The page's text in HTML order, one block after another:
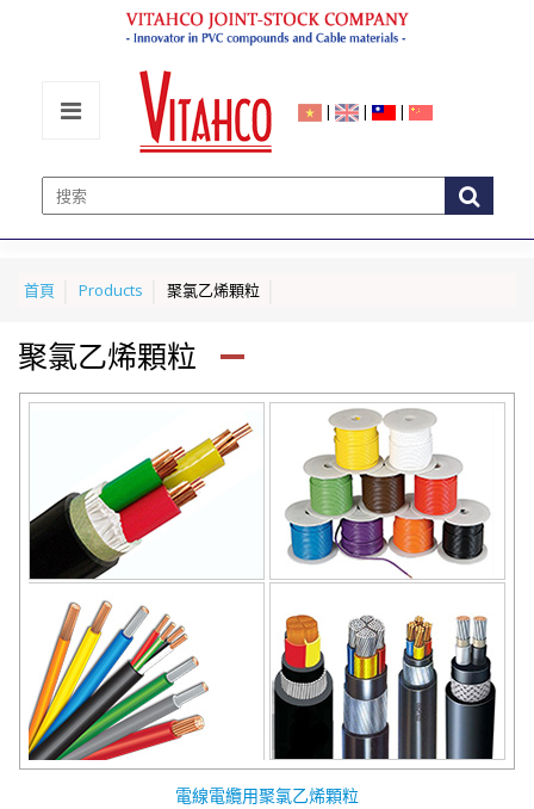
| | |
首頁 Products 聚氯乙烯顆粒
聚氯乙烯顆粒
電線電纜用聚氯乙烯顆粒